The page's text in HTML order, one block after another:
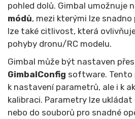
pohled dolů. Gimbal umožnuje
módů, mezi kterými lze
lze také citlivost, která
pohyby dronu/RC modelu.
Gimbal může být nastaven
GimbalConfig software. Tento
k nastavení parametrů, ale i k
kalibraci. Parametry lze
nebo do souborů pro snadné